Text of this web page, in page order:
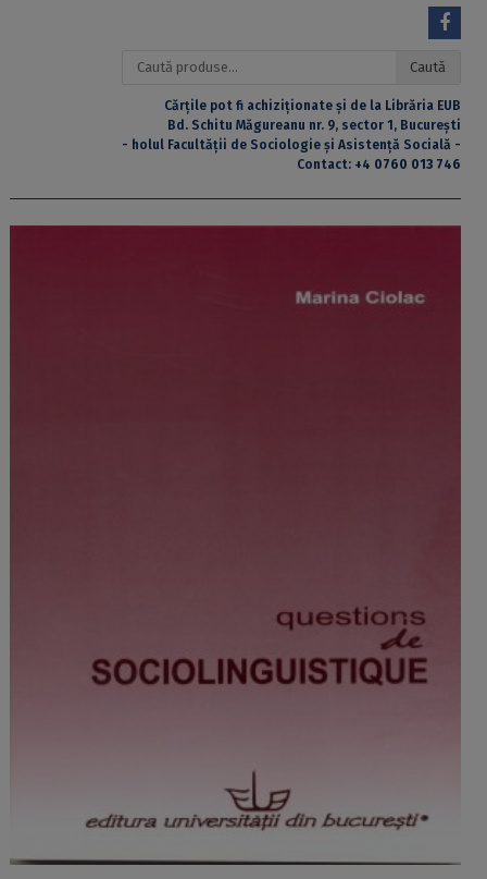
Caută
Caută
Cărțile pot fi achiziționate și de la Librăria EUB
Bd. Schitu Măgureanu nr. 9, sector 1, București
- holul Facultății de Sociologie și Asistență Socială -
Contact: +4 0760 013 746